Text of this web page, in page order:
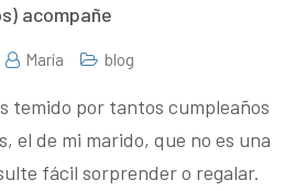
acompañe
María blog
temido por tantos cumpleaños
el de mi marido, que no es una
fácil sorprender o regalar.